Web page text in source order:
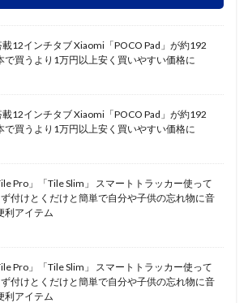
載12インチタブ Xiaomi「POCO Pad」が約192
で買うより1万円以上安く買いやすい価格に
載12インチタブ Xiaomi「POCO Pad」が約192
で買うより1万円以上安く買いやすい価格に
Pro」「Tile Slim」 スマートトラッカー使って
付けとくだけと簡単で自分や子供の忘れ物に音
利アイテム
Pro」「Tile Slim」 スマートトラッカー使って
付けとくだけと簡単で自分や子供の忘れ物に音
利アイテム